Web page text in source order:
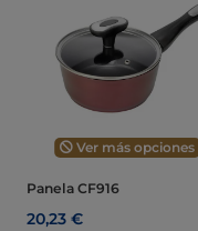
Ver más opciones
Panela CF916
20,23 €